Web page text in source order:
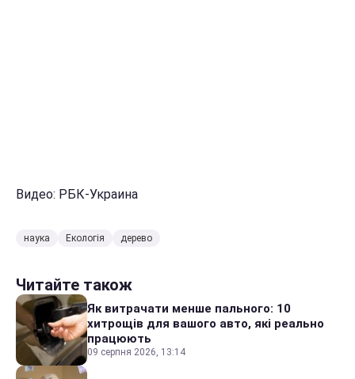
Видео: РБК-Украина
наука Екологія дерево
Читайте також
Як витрачати менше пального: 10
хитрощів для вашого авто, які реально
працюють
09 серпня 2026, 13:14